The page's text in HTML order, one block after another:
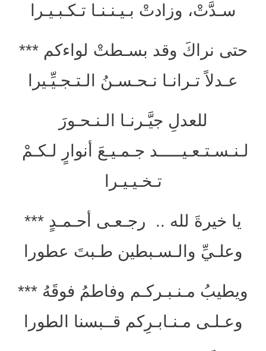
سـدَّتْ، وزادتْ بـيـنـنـا تـكـبـيـرا
حتى نراكَ وقد بسـطتْ لواءكم ***
عـدلاً تـرانـا نـحـسـنُ الـتـجـيِّـيرا
للعدلِ جيَّـرنـا الـنـحـورَ
لـنـسـتـعـيـــــد جـمـيـعَ أنوارٍ لـكـمْ
تـخـيـيـرا
يا خيرةَ لله .. رجـعـى أحـمـدٍ ***
وعلـيِّ والـسـبطين طـبتَ عطورا
ويطيبُ مـنـبـركـم وفاطمُ فوقَهُ ***
وعـلـى مـنـابـرِكم قــبسنا الطورا